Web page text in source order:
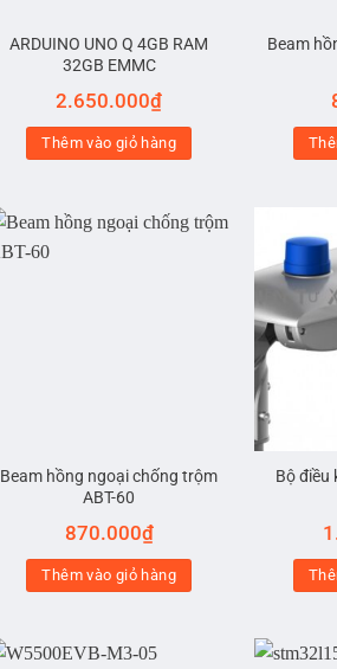
ARDUINO UNO Q 4GB RAM
32GB EMMC
2.650.000₫
Thêm vào giỏ hàng
Beam
Beam hồng ngoại chống trộm
ABT-60
870.000₫
Thêm vào giỏ hàng
Bộ điều